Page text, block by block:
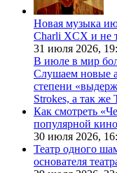
Новая музыка
Charli XCX и не
31 июля 2026,
В июле в мир
Слушаем новые
степени
Strokes, а так
Как смотреть
популярной
30 июля 2026,
Театр одного
основателя